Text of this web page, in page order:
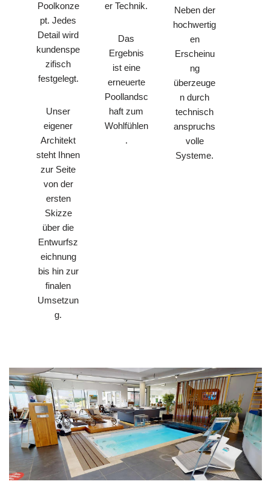
Poolkonze
pt. Jedes
Detail wird
kundenspe
zifisch
festgelegt.
Unser
eigener
Architekt
steht Ihnen
zur Seite
von der
ersten
Skizze
über die
Entwurfsz
eichnung
bis hin zur
finalen
Umsetzun
g.
er Technik.
Das
Ergebnis
ist eine
erneuerte
Poollandsc
haft zum
Wohlfühlen
.
Neben der
hochwertig
en
Erscheinu
ng
überzeuge
n durch
technisch
anspruchs
volle
Systeme.